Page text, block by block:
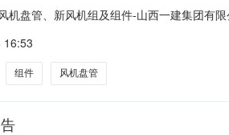
机盘管、新风机组及组件-山西一建集团有
基础设施及配套工程建设项目付家窑仓储
团
16:53
组件 风机盘管